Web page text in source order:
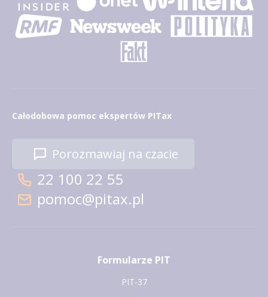
Całodobowa pomoc ekspertów PITax
Porozmawiaj na czacie
22 100 22 55
pomoc@pitax.pl
Formularze PIT
PIT-37